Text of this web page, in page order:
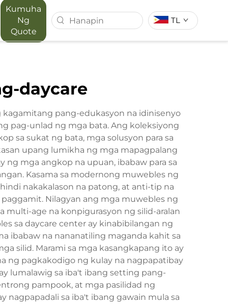
Kumuha
Ng
Quote
TL
daycare
kagamitang pang-edukasyon na idinisenyo
pag-unlad ng mga bata. Ang koleksiyong
sa sukat ng bata, mga solusyon para sa
upang lumikha ng mga mapagpalang
ng mga angkop na upuan, ibabaw para sa
Kasama sa modernong muwebles ng
nakakalason na patong, at anti-tip na
Nilagyan ang mga muwebles ng
multi-age na konpigurasyon ng silid-aralan
sa daycare center ay kinabibilangan ng
ibabaw na nananatiling maganda kahit sa
silid. Marami sa mga kasangkapang ito ay
ng pagkakodigo ng kulay na nagpapatibay
lumalawig sa iba't ibang setting pang-
pampook, at mga pasilidad ng
nagpapadali sa iba't ibang gawain mula sa